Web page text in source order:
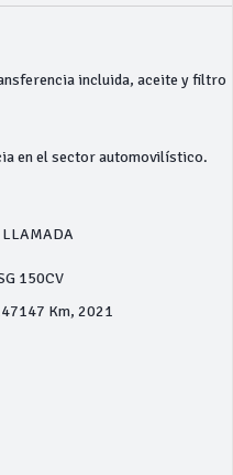
incluida, aceite y filtro
en el sector automovilístico.
LLAMADA
150CV
Km, 2021